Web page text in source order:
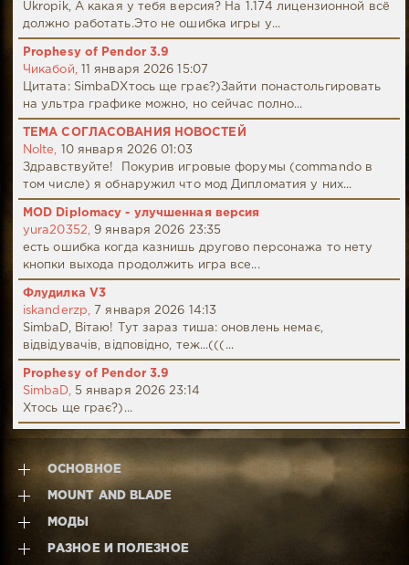
Ukropik, А какая у тебя версия? На 1.174 лицензионной всё
должно работать.Это не ошибка игры у...
Prophesy of Pendor 3.9
Чикабой,
11 января 2026 15:07
Цитата: SimbaDХтось ще грає?)Зайти понастольгировать
на ультра графике можно, но сейчас полно...
ТЕМА СОГЛАСОВАНИЯ НОВОСТЕЙ
Nolte,
10 января 2026 01:03
Здравствуйте! Покурив игровые форумы (commando в
том числе) я обнаружил что мод Дипломатия у них...
MOD Diplomacy - улучшенная версия
yura20352,
9 января 2026 23:35
есть ошибка когда казнишь другово персонажа то нету
кнопки выхода продолжить игра все...
Флудилка V3
iskanderzp,
7 января 2026 14:13
SimbaD, Вітаю! Тут зараз тиша: оновлень немає,
відвідувачів, відповідно, теж...(((...
Prophesy of Pendor 3.9
SimbaD,
5 января 2026 23:14
Хтось ще грає?)...
ОСНОВНОЕ
MOUNT AND BLADE
МОДЫ
РАЗНОЕ И ПОЛЕЗНОЕ